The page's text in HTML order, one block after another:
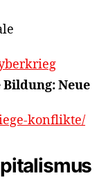
Neue
konflikte/